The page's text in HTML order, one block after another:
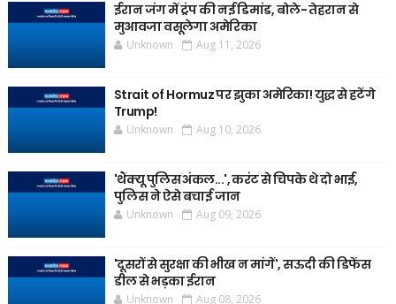
ईरान जंग में ट्रंप की नई डिमांड, बोले- तेहरान से
मुआवजा वसूलेगा अमेरिका
Unknown Aug 11, 2026
Strait of Hormuz पर झुका अमेरिका! युद्ध से हटेंगे
Trump!
Unknown Aug 10, 2026
'थैंक्यू पुलिस अंकल...', करंट से चिपके थे दो भाई,
पुलिस ने ऐसे बचाई जान
Unknown Aug 09, 2026
'दूसरों से सुरक्षा की भीख न मांगें', सऊदी की डिफेंस
डील से भड़का ईरान
Unknown Aug 08, 2026